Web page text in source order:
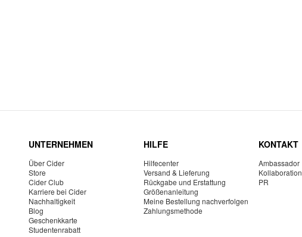
UNTERNEHMEN
Über Cider
Store
Cider Club
Karriere bei Cider
Nachhaltigkeit
Blog
Geschenkkarte
Studentenrabatt
HILFE
Hilfecenter
Versand & Lieferung
Rückgabe und Erstattung
Größenanleitung
Meine Bestellung nachverfolgen
Zahlungsmethode
KONTAKT
Ambassador
Kollaboration
PR